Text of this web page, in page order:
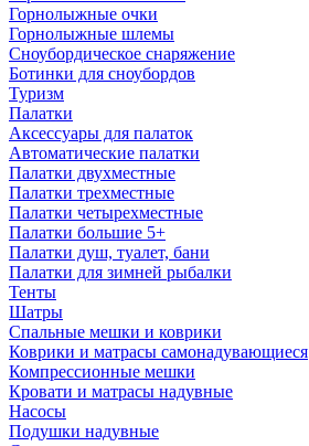
Горнолыжные очки
Горнолыжные шлемы
Сноубордическое снаряжение
Ботинки для сноубордов
Туризм
Палатки
Аксессуары для палаток
Автоматические палатки
Палатки двухместные
Палатки трехместные
Палатки четырехместные
Палатки большие 5+
Палатки душ, туалет, бани
Палатки для зимней рыбалки
Тенты
Шатры
Спальные мешки и коврики
Коврики и матрасы самонадувающиеся
Компрессионные мешки
Кровати и матрасы надувные
Насосы
Подушки надувные